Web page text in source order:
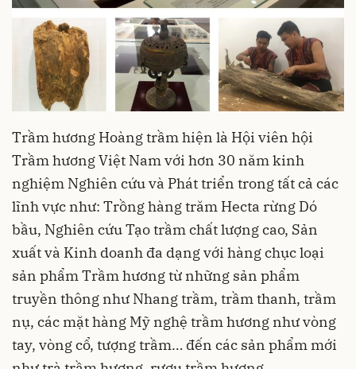
Trầm hương Hoàng trầm hiện là Hội viên hội
Trầm hương Việt Nam với hơn 30 năm kinh
nghiệm Nghiên cứu và Phát triển trong tất cả các
lĩnh vực như: Trồng hàng trăm Hecta rừng Dó
bầu, Nghiên cứu Tạo trầm chất lượng cao, Sản
xuất và Kinh doanh đa dạng với hàng chục loại
sản phẩm Trầm hương từ những sản phẩm
truyền thông như Nhang trầm, trầm thanh, trầm
nụ, các mặt hàng Mỹ nghệ trầm hương như vòng
tay, vòng cổ, tượng trầm… đến các sản phẩm mới